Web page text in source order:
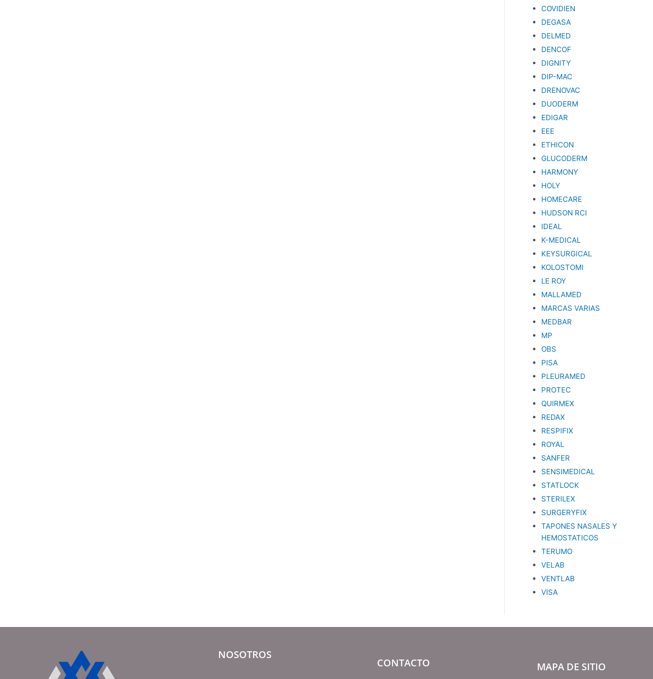
COVIDIEN
DEGASA
DELMED
DENCOF
DIGNITY
DIP-MAC
DRENOVAC
DUODERM
EDIGAR
EEE
ETHICON
GLUCODERM
HARMONY
HOLY
HOMECARE
HUDSON RCI
IDEAL
K-MEDICAL
KEYSURGICAL
KOLOSTOMI
LE ROY
MALLAMED
MARCAS VARIAS
MEDBAR
MP
OBS
PISA
PLEURAMED
PROTEC
QUIRMEX
REDAX
RESPIFIX
ROYAL
SANFER
SENSIMEDICAL
STATLOCK
STERILEX
SURGERYFIX
TAPONES NASALES Y
HEMOSTATICOS
TERUMO
VELAB
VENTLAB
VISA
NOSOTROS
CONTACTO MAPA DE SITIO